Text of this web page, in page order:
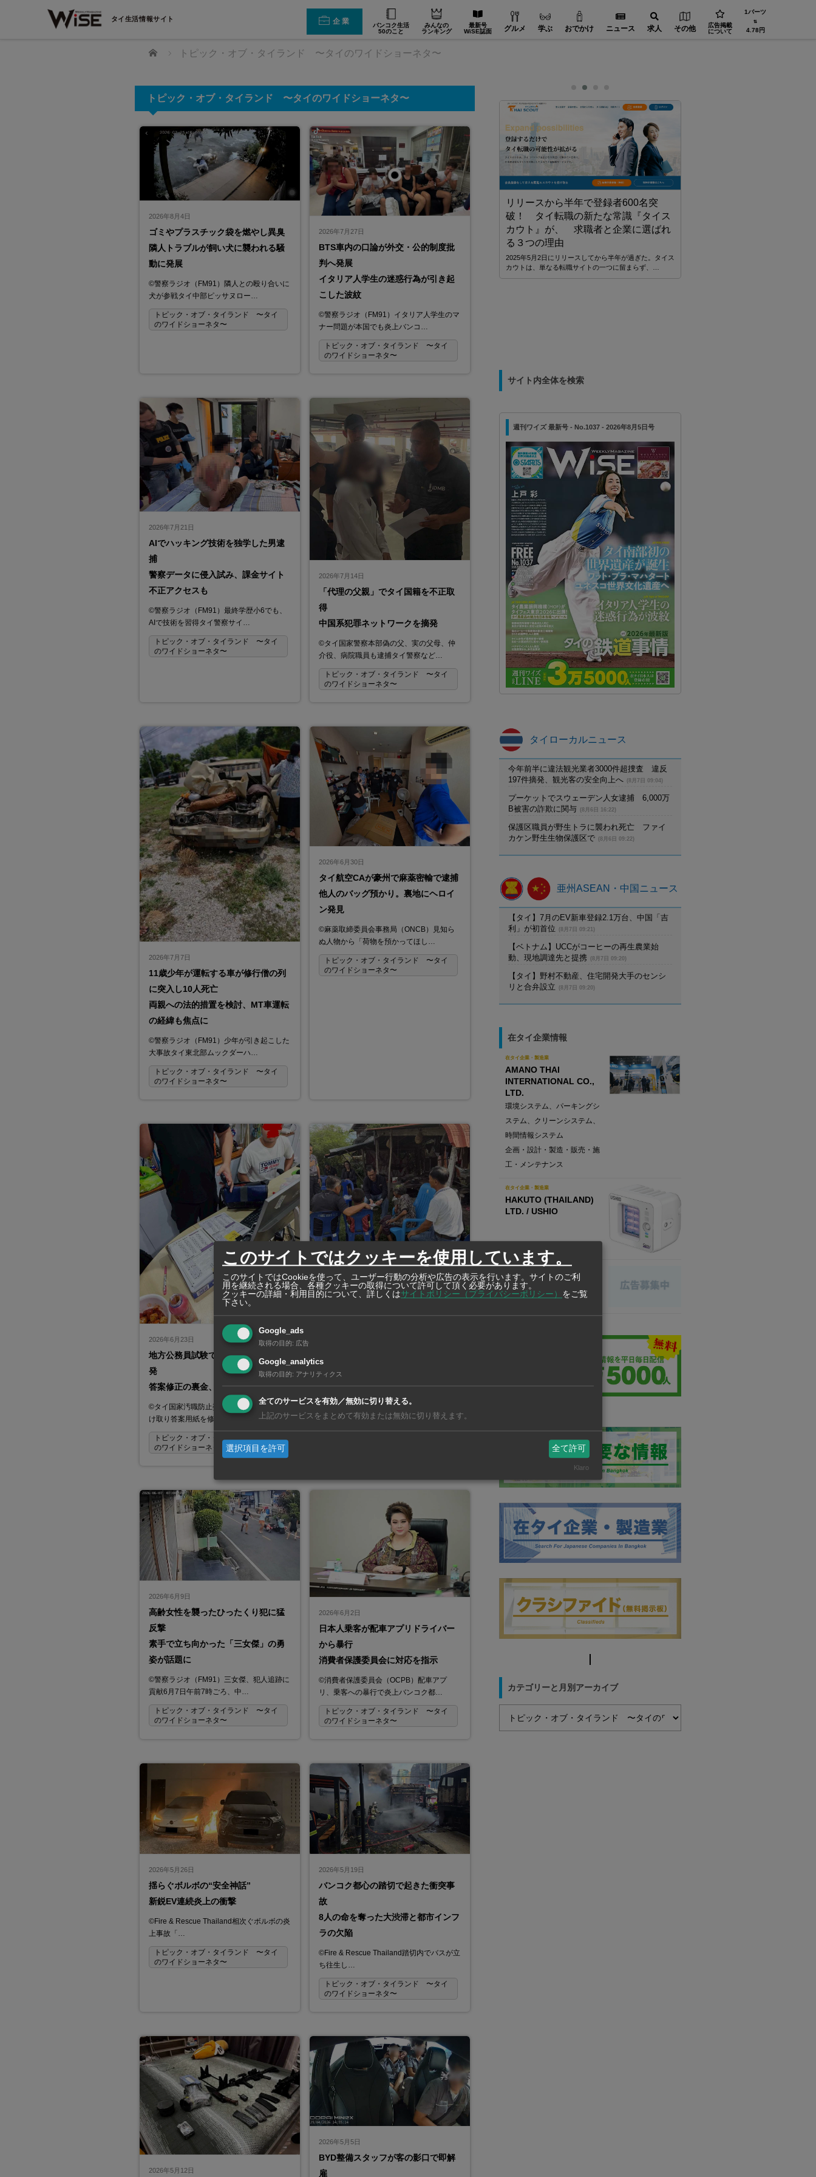
タイ生活情報サイト 企業
バンコク生活
50のこと
みんなの
ランキング
最新号
WiSE誌面
グルメ 学ぶ おでかけ ニュース 求人 その他
広告掲載
について
1バーツ
⇅
4.78円
ホーム トピック・オブ・タイランド 〜タイのワイドショーネタ〜
トピック・オブ・タイランド 〜タイのワイドショーネタ〜
2026年8月4日
ゴミやプラスチック袋を燃やし異臭
隣人トラブルが飼い犬に襲われる騒
動に発展
©警察ラジオ（FM91）隣人との殴り合いに
犬が参戦タイ中部ピッサヌロー…
トピック・オブ・タイランド 〜タイ
のワイドショーネタ〜
2026年7月27日
BTS車内の口論が外交・公的制度批
判へ発展
イタリア人学生の迷惑行為が引き起
こした波紋
©警察ラジオ（FM91）イタリア人学生のマ
ナー問題が本国でも炎上バンコ…
トピック・オブ・タイランド 〜タイ
のワイドショーネタ〜
2026年7月21日
AIでハッキング技術を独学した男逮
捕
警察データに侵入試み、課金サイト
不正アクセスも
©警察ラジオ（FM91）最終学歴小6でも、
AIで技術を習得タイ警察サイ…
トピック・オブ・タイランド 〜タイ
のワイドショーネタ〜
2026年7月14日
「代理の父親」でタイ国籍を不正取
得
中国系犯罪ネットワークを摘発
©タイ国家警察本部偽の父、実の父母、仲
介役、病院職員も逮捕タイ警察など…
トピック・オブ・タイランド 〜タイ
のワイドショーネタ〜
2026年7月7日
11歳少年が運転する車が修行僧の列
に突入し10人死亡
両親への法的措置を検討、MT車運転
の経緯も焦点に
©警察ラジオ（FM91）少年が引き起こした
大事故タイ東北部ムックダーハ…
トピック・オブ・タイランド 〜タイ
のワイドショーネタ〜
2026年6月30日
タイ航空CAが豪州で麻薬密輸で逮捕
他人のバッグ預かり。裏地にヘロイ
ン発見
©麻薬取締委員会事務局（ONCB）見知ら
ぬ人物から「荷物を預かってほし…
トピック・オブ・タイランド 〜タイ
のワイドショーネタ〜
2026年6月23日
地方公務員試験で大規模な不正を摘
発
答案修正の裏金、総額45億Bに及ぶ
©タイ国家汚職防止委員会事務局金銭を受
け取り答案用紙を修正かタイ国家汚…
トピック・オブ・タイランド 〜タイ
のワイドショーネタ〜
©サコンナコーン県小学校教育事務局（エ
リア1）9歳児が凶器で教師を追い…
トピック・オブ・タイランド 〜タイ
のワイドショーネタ〜
2026年6月9日
高齢女性を襲ったひったくり犯に猛
反撃
素手で立ち向かった「三女傑」の勇
姿が話題に
©警察ラジオ（FM91）三女傑、犯人追跡に
貢献6月7日午前7時ごろ、中…
トピック・オブ・タイランド 〜タイ
のワイドショーネタ〜
2026年6月2日
日本人乗客が配車アプリドライバー
から暴行
消費者保護委員会に対応を指示
©消費者保護委員会（OCPB）配車アプ
リ、乗客への暴行で炎上バンコク都…
トピック・オブ・タイランド 〜タイ
のワイドショーネタ〜
2026年5月26日
揺らぐボルボの“安全神話”
新鋭EV連続炎上の衝撃
©Fire & Rescue Thailand相次ぐボルボの炎
上事故「…
トピック・オブ・タイランド 〜タイ
のワイドショーネタ〜
2026年5月19日
バンコク都心の踏切で起きた衝突事
故
8人の命を奪った大渋滞と都市インフ
ラの欠陥
©Fire & Rescue Thailand踏切内でバスが立
ち往生し…
トピック・オブ・タイランド 〜タイ
のワイドショーネタ〜
2026年5月12日
2026年5月5日
BYD整備スタッフが客の影口で即解
雇
スターツ タイランド
世界21ヶ国34拠点 海外不動産のリーディングカンパ
DAIKO主催 「現場DX！紙記録から
の脱却セミナー」 8月26日（水）開
ITプロダクト販売／導入／保守並びにインフラ工事施工
リリースから半年で登録者600名突
破！ タイ転職の新たな常識『タイス
カウト』が、 求職者と企業に選ばれ
る３つの理由
2025年5月2日にリリースしてから半年が過ぎた。タイス
カウトは、単なる転職サイトの一つに留まらず、…
サイト内全体を検索
週刊ワイズ 最新号 - No.1037 - 2026年8月5日号
タイローカルニュース
今年前半に違法観光業者3000件超捜査 違反
197件摘発、観光客の安全向上へ
(8月7日 09:04)
プーケットでスウェーデン人女逮捕 6,000万
B被害の詐欺に関与
(8月6日 16:22)
保護区職員が野生トラに襲われ死亡 ファイ
カケン野生生物保護区で
(8月6日 09:22)
亜州ASEAN・中国ニュース
【タイ】7月のEV新車登録2.1万台、中国「吉
利」が初首位
(8月7日 09:21)
【ベトナム】UCCがコーヒーの再生農業始
動、現地調達先と提携
(8月7日 09:20)
【タイ】野村不動産、住宅開発大手のセンシ
リと合弁設立
(8月7日 09:20)
在タイ企業情報
在タイ企業・製造業
AMANO THAI
INTERNATIONAL CO.,
LTD.
環境システム、パーキングシ
ステム、クリーンシステム、
時間情報システム
企画・設計・製造・販売・施
工・メンテナンス
在タイ企業・製造業
HAKUTO (THAILAND)
LTD. / USHIO
広告募集中
カテゴリーと月別アーカイブ
このサイトではクッキーを使用しています。
このサイトではCookieを使って、ユーザー行動の分析や広告の表示を行います。サイトのご利
用を継続される場合、各種クッキーの取得について許可して頂く必要があります。
クッキーの詳細・利用目的について、詳しくはサイトポリシー（プライバシーポリシー） をご覧
下さい。
Google_ads
取得の目的: 広告
Google_analytics
取得の目的: アナリティクス
全てのサービスを有効／無効に切り替える。
上記のサービスをまとめて有効または無効に切り替えます。
選択項目を許可 全て許可
Klaro